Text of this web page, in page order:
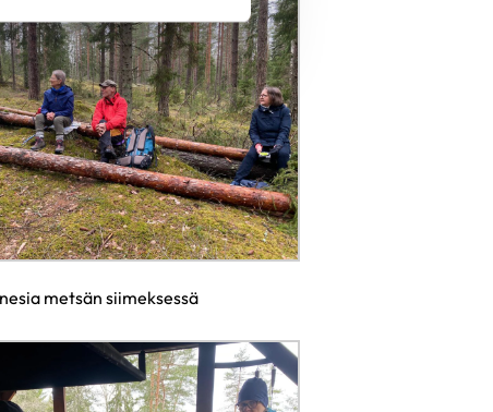
metsän siimeksessä